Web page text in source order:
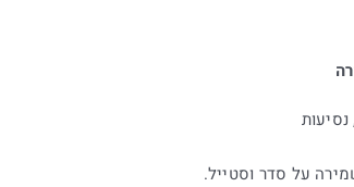
על סדר וסטייל.